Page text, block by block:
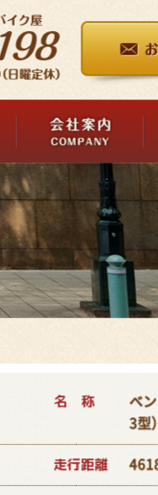
名 称 ベ
3型）
走行距離